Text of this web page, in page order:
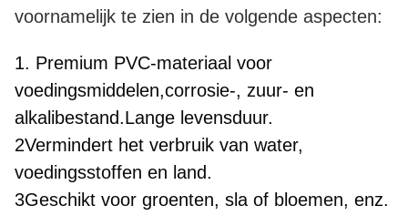
voornamelijk te zien in de volgende aspecten:
1. Premium PVC-materiaal voor
voedingsmiddelen,corrosie-, zuur- en
alkalibestand.Lange levensduur.
2Vermindert het verbruik van water,
voedingsstoffen en land.
3Geschikt voor groenten, sla of bloemen, enz.